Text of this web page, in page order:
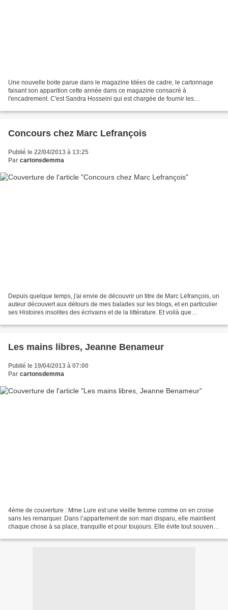
Une nouvelle boite parue dans le magazine Idées de cadre, le cartonnage
faisant son apparition cette année dans ce magazine consacré à
l'encadrement. C'est Sandra Hosseini qui est chargée de fournir les
Concours chez Marc Lefrançois
Publié le 22/04/2013 à 13:25
Par cartonsdemma
Depuis quelque temps, j'ai envie de découvrir un titre de Marc Lefrançois, un
auteur découvert aux détours de mes balades sur les blogs, et en particulier
ses Histoires insolites des écrivains et de la littérature. Et voilà que
Les mains libres, Jeanne Benameur
Publié le 19/04/2013 à 07:00
Par cartonsdemma
4ème de couverture : Mme Lure est une vieille femme comme on en croise
sans les remarquer. Dans l’appartement de son mari disparu, elle maintient
chaque chose à sa place, tranquille et pour toujours. Elle évite tout souvenir,